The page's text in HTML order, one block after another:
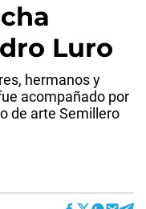
Luro
hermanos y
acompañado por
de arte Semillero